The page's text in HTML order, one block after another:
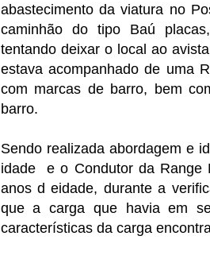
abastecimento da viatura no
caminhão do tipo Baú
tentando deixar o local ao
estava acompanhado de uma
com marcas de barro, bem
barro.
Sendo realizada abordagem e
idade e o Condutor da Range
anos d eidade, durante a
que a carga que havia em
características da carga